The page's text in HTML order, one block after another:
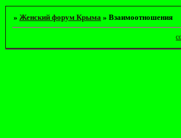
» Женский форум Крыма » Взаимоотношения